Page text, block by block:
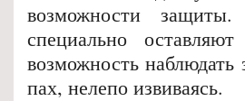
возможности
специально
возможность
пах, нелепо извиваясь.